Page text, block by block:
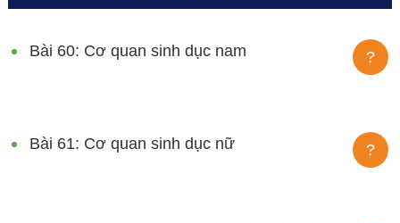
Bài 60: Cơ quan sinh dục nam ?
Bài 61: Cơ quan sinh dục nữ ?